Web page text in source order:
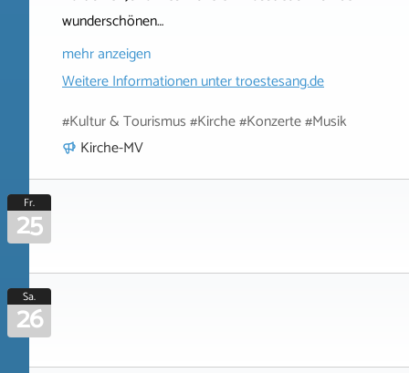
wunderschönen…
mehr anzeigen
Weitere Informationen untertroestesang.de
#Kultur & Tourismus #Kirche #Konzerte #Musik
Kirche-MV
Fr.
25
Sa.
26